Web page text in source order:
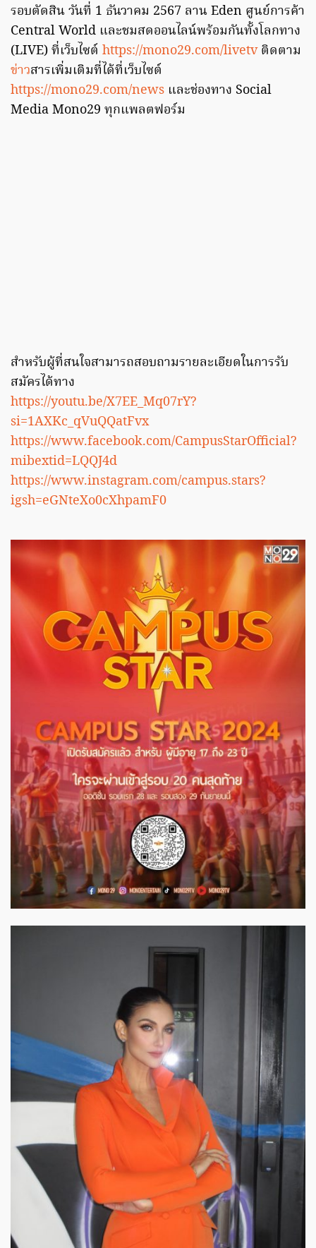
รอบตัดสิน วันที่ 1 ธันวาคม 2567 ลาน Eden ศูนย์การค้า
Central World และชมสดออนไลน์พร้อมกันทั้งโลกทาง
(LIVE) ที่เว็บไซต์ https://mono29.com/livetvติดตาม
ข่าวสารเพิ่มเติมที่ได้ที่เว็บไซต์
https://mono29.com/news และช่องทาง Social
Media Mono29 ทุกแพลตฟอร์ม
สำหรับผู้ที่สนใจสามารถสอบถามรายละเอียดในการรับ
สมัครได้ทาง
https://youtu.be/X7EE_Mq07rY?
si=1AXKc_qVuQQatFvx
https://www.facebook.com/CampusStarOfficial?
mibextid=LQQJ4d
https://www.instagram.com/campus.stars?
igsh=eGNteXo0cXhpamF0